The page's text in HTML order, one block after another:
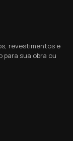
revestimentos e
sua obra ou